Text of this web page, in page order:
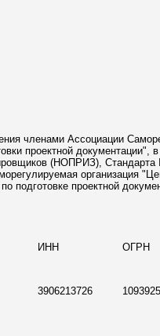
членами Ассоциации
проектной
(НОПРИЗ),
организация
подготовке проектной
ИНН ОГРН
3906213726